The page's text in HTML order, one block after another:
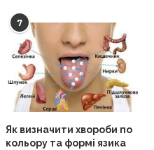
7
Як визначити хвороби по
кольору та формі язика